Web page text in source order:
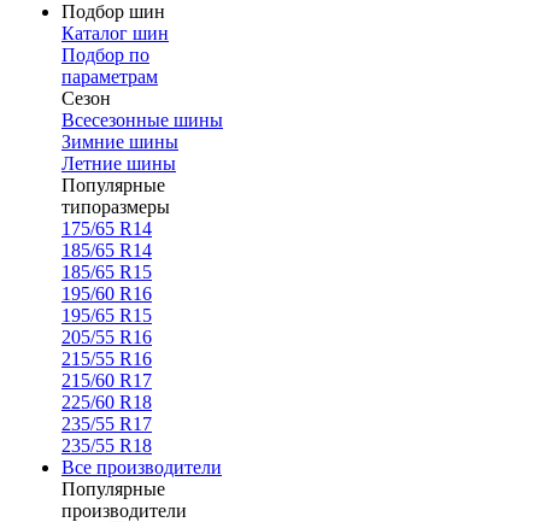
Подбор шин
Каталог шин
Подбор по
параметрам
Сезон
Всесезонные шины
Зимние шины
Летние шины
Популярные
типоразмеры
175/65 R14
185/65 R14
185/65 R15
195/60 R16
195/65 R15
205/55 R16
215/55 R16
215/60 R17
225/60 R18
235/55 R17
235/55 R18
Все производители
Популярные
производители